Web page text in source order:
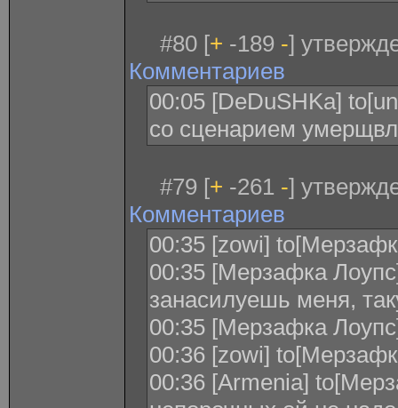
#80 [+ -189 -]
Комментариев
00:05 [DeDuSHKa]
со сценарием
#79 [+ -261 -]
Комментариев
00:35 [zowi]
00:35 [Мерзафка
занасилуешь меня,
00:35 [Мерзафка
00:36 [zowi]
00:36 [Armenia]